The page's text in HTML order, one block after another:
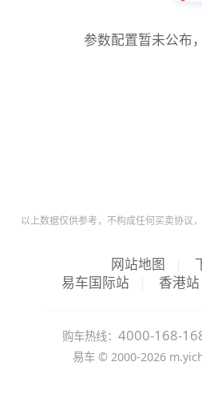
参数配置暂未公布
以上数据仅供参考，不构成任何买卖协议
网站地图
易车国际站
香港站
购车热线： 4000-168-
易车 © 2000-2026